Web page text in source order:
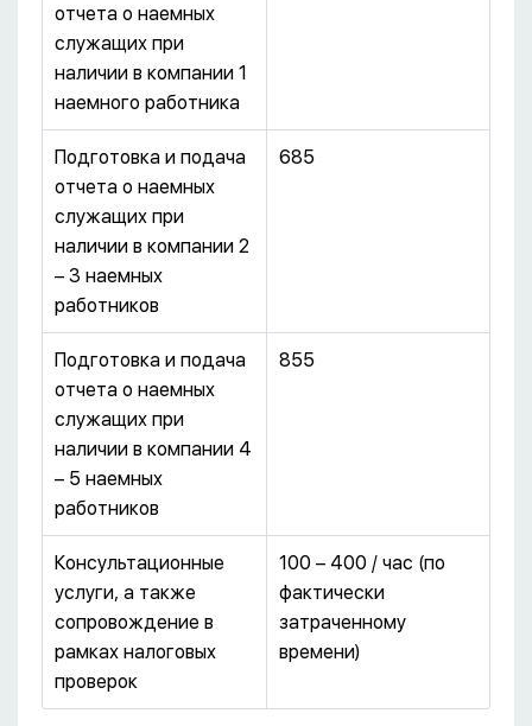
отчета о наемных
служащих при
наличии в компании 1
наемного работника
Подготовка и подача
отчета о наемных
служащих при
наличии в компании 2
– 3 наемных
работников
685
Подготовка и подача
отчета о наемных
служащих при
наличии в компании 4
– 5 наемных
работников
855
Консультационные
услуги, а также
сопровождение в
рамках налоговых
проверок
100 – 400 / час (по
фактически
затраченному
времени)